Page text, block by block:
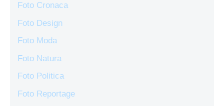
Foto Cronaca
Foto Design
Foto Moda
Foto Natura
Foto Politica
Foto Reportage